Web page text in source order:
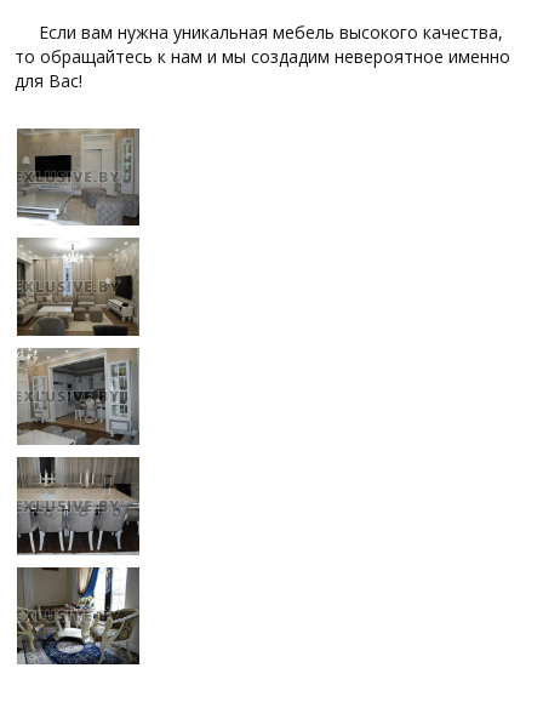
Если вам нужна уникальная мебель высокого качества,
то обращайтесь к нам и мы создадим невероятное именно
для Вас!